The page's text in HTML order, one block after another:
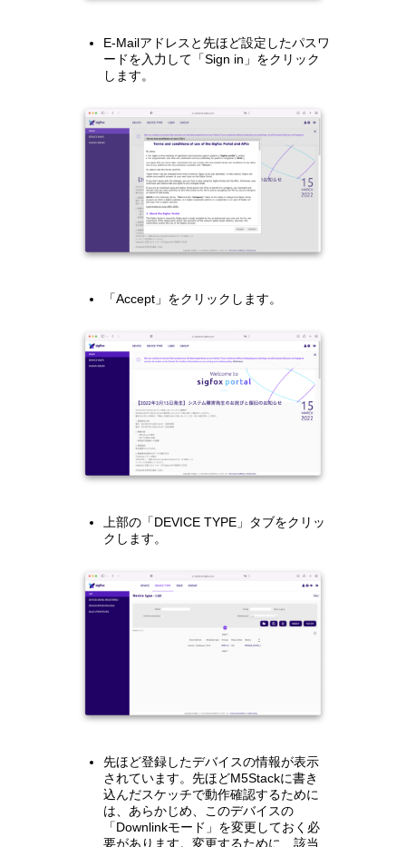
E-Mailアドレスと先ほど設定したパスワ
ードを入力して「Sign in」をクリック
します。
「Accept」をクリックします。
上部の「DEVICE TYPE」タブをクリッ
クします。
先ほど登録したデバイスの情報が表示
されています。先ほどM5Stackに書き
込んだスケッチで動作確認するために
は、あらかじめ、このデバイスの
「Downlinkモード」を変更しておく必
要があります。変更するために、該当